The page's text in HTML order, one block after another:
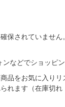
保されていません。
などでショッピ
品をお気に入りリ
れます（在庫切れ